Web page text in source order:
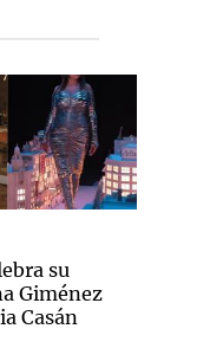
su
Giménez
Casán